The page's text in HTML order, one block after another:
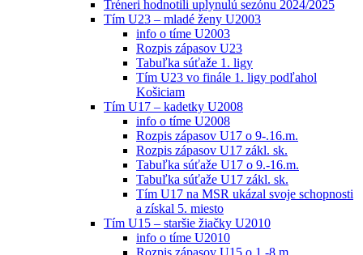
Tréneri hodnotili uplynulú sezónu 2024/2025
Tím U23 – mladé ženy U2003
info o tíme U2003
Rozpis zápasov U23
Tabuľka súťaže 1. ligy
Tím U23 vo finále 1. ligy podľahol
Košiciam
Tím U17 – kadetky U2008
info o tíme U2008
Rozpis zápasov U17 o 9-.16.m.
Rozpis zápasov U17 zákl. sk.
Tabuľka súťaže U17 o 9.-16.m.
Tabuľka súťaže U17 zákl. sk.
Tím U17 na MSR ukázal svoje schopnosti
a získal 5. miesto
Tím U15 – staršie žiačky U2010
info o tíme U2010
Rozpis zápasov U15 o 1.-8.m.